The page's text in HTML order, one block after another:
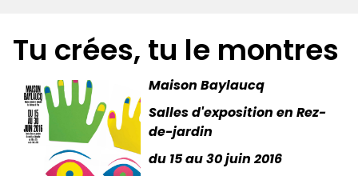
Tu crées, tu le montres
Maison Baylaucq
Salles d'exposition en Rez-
de-jardin
du 15 au 30 juin 2016